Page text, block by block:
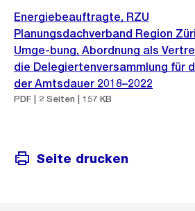
Energiebeauftragte, RZU
Planungsdachverband Region
Umge-bung, Abordnung als
die Delegiertenversammlung für
der Amtsdauer 2018–2022
PDF | 2 Seiten | 157 KB
Seite drucken